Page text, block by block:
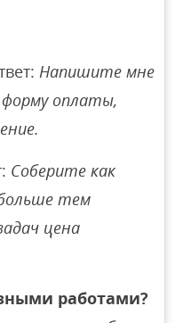
Напишите мне
оплаты,
Соберите как
тем
цена
работами?